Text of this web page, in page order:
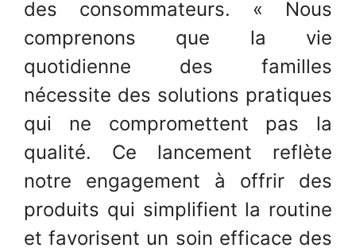
des consommateurs. « Nous
comprenons que la vie
quotidienne des familles
nécessite des solutions pratiques
qui ne compromettent pas la
qualité. Ce lancement reflète
notre engagement à offrir des
produits qui simplifient la routine
et favorisent un soin efficace des